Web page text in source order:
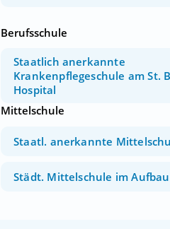
Berufsschule
Staatlich anerkannte
Krankenpflegeschule am St.
Hospital
Mittelschule
Staatl. anerkannte
Städt. Mittelschule im Aufbau